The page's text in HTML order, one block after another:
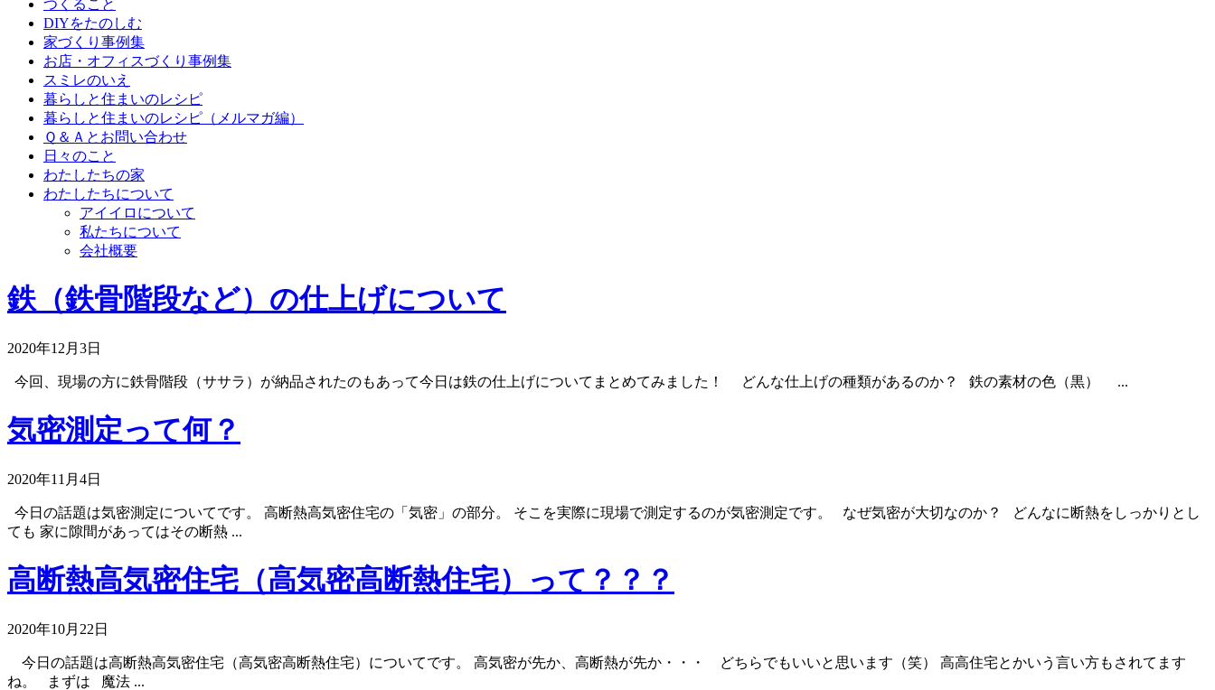
つくること
DIYをたのしむ
家づくり事例集
お店・オフィスづくり事例集
スミレのいえ
暮らしと住まいのレシピ
暮らしと住まいのレシピ（メルマガ編）
Ｑ＆Ａとお問い合わせ
日々のこと
わたしたちの家
わたしたちについて
アイイロについて
私たちについて
会社概要
鉄（鉄骨階段など）の仕上げについて
2020年12月3日
今回、現場の方に鉄骨階段（ササラ）が納品されたのもあって今日は鉄の仕上げについてまとめてみました！ どんな仕上げの種類があるのか？ 鉄の素材の色（黒） ...
気密測定って何？
2020年11月4日
今日の話題は気密測定についてです。 高断熱高気密住宅の「気密」の部分。 そこを実際に現場で測定するのが気密測定です。 なぜ気密が大切なのか？ どんなに断熱をしっかりとし
ても 家に隙間があってはその断熱 ...
高断熱高気密住宅（高気密高断熱住宅）って？？？
2020年10月22日
今日の話題は高断熱高気密住宅（高気密高断熱住宅）についてです。 高気密が先か、高断熱が先か・・・ どちらでもいいと思います（笑） 高高住宅とかいう言い方もされてます
ね。 まずは 魔法 ...